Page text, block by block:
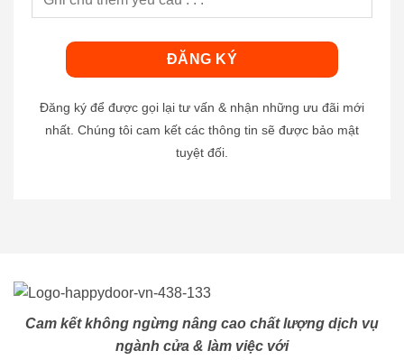
Đăng ký để được gọi lại tư vấn & nhận những ưu đãi mới
nhất. Chúng tôi cam kết các thông tin sẽ được bảo mật
tuyệt đối.
Cam kết không ngừng nâng cao chất lượng dịch vụ
ngành cửa & làm việc với